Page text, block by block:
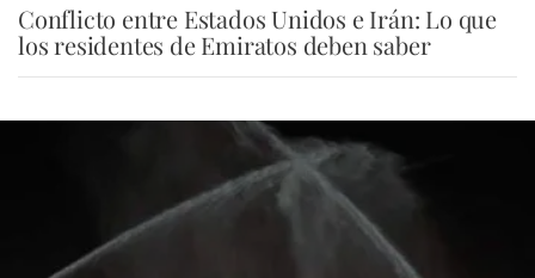
Conflicto entre Estados Unidos e Irán: Lo que
los residentes de Emiratos deben saber